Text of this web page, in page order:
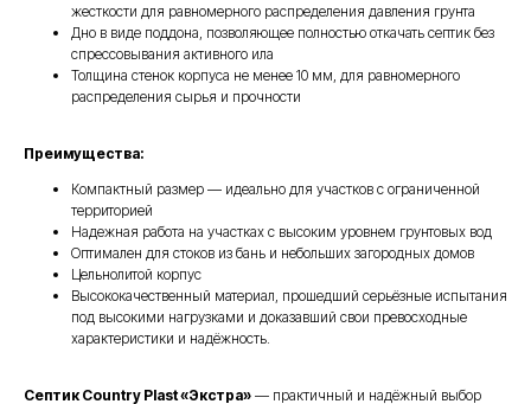
жесткости для равномерного распределения давления грунта
Дно в виде поддона, позволяющее полностью откачать септик без
спрессовывания активного ила
Толщина стенок корпуса не менее 10 мм, для равномерного
распределения сырья и прочности
Преимущества:
Компактный размер — идеально для участков с ограниченной
территорией
Надежная работа на участках с высоким уровнем грунтовых вод
Оптимален для стоков из бань и небольших загородных домов
Цельнолитой корпус
Высококачественный материал, прошедший серьёзные испытания
под высокими нагрузками и доказавший свои превосходные
характеристики и надёжность.
Септик Country Plast «Экстра» — практичный и надёжный выбор